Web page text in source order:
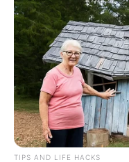
10. Tak hanya
memiliki two tone
abis
TIPS AND LIFE HACKS